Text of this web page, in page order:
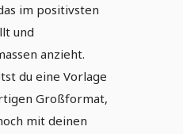
im positivsten
und
anzieht.
du eine Vorlage
Großformat,
mit deinen